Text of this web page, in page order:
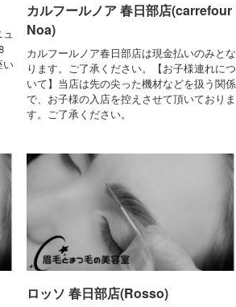
い
カルフールノア 春日部店(carrefour
Noa)
カルフールノア春日部店は現金払いのみとな
ります。ご了承ください。【お子様連れにつ
いて】当店は先の尖った機材などを扱う関係
で、お子様の入店を控えさせて頂いておりま
す。ご了承ください。
ロッソ 春日部店(Rosso)